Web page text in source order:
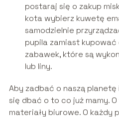
postaraj się o zakup
kota wybierz kuwetę
samodzielnie
pupila zamiast
zabawek, które są
lub liny.
Aby zadbać o naszą
się dbać o to co już mamy.
materiały biurowe. O każdy